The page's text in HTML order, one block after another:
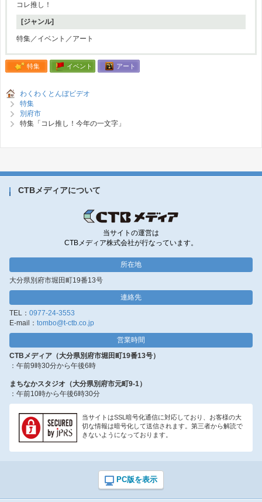
コレ推し！
[ジャンル]
特集／イベント／アート
特集 イベント アート
わくわくとんぼビデオ
特集
別府市
特集「コレ推し！今年の一文字」
CTBメディアについて
当サイトの運営は
CTBメディア株式会社が行なっています。
所在地
大分県別府市堀田町19番13号
連絡先
TEL： 0977-24-3553
E-mail： tombo@t-ctb.co.jp
営業時間
CTBメディア（大分県別府市堀田町19番13号）
：午前9時30分から午後6時
まちなかスタジオ（大分県別府市元町9-1）
：午前10時から午後6時30分
当サイトはSSL暗号化通信に対応しており、お客様の大
切な情報は暗号化して送信されます。第三者から解読で
きないようになっております。